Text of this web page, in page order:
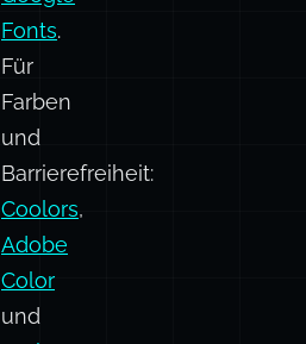
Fontsource
und
Google
Fonts
Für
Farben
und
Barrierefreiheit:
Coolors